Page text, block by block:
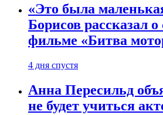
«Это была
Борисов рассказал
фильме «Битва
4 дня спустя
Анна Пересильд
не будет учиться